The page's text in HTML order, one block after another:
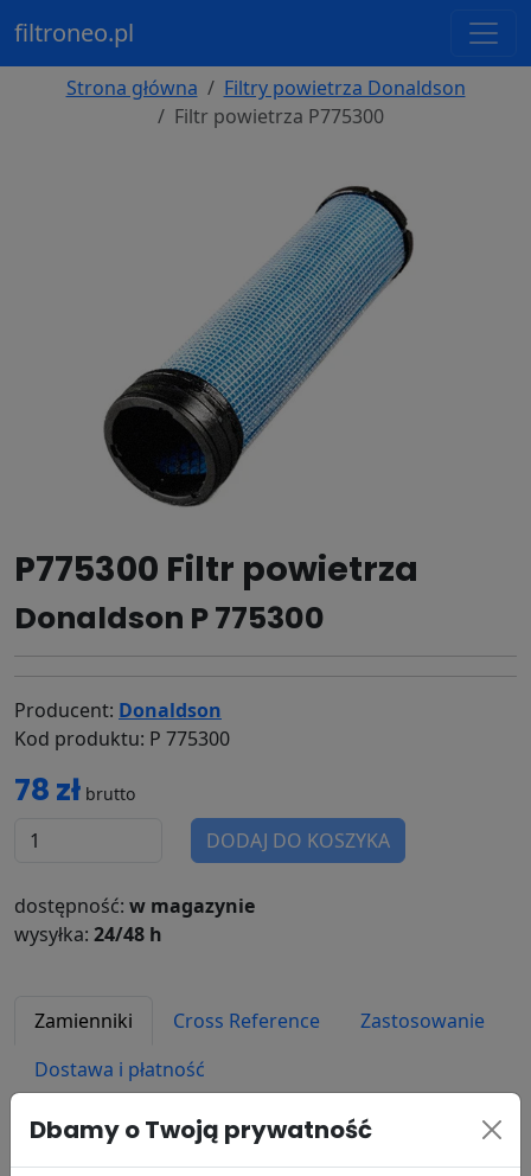
filtroneo.pl
Strona główna
Filtry powietrza Donaldson
Filtr powietrza P775300
P775300 Filtr powietrza
Donaldson P 775300
Producent: Donaldson
Kod produktu: P 775300
78 zł brutto
DODAJ DO KOSZYKA
dostępność: w magazynie
wysyłka: 24/48 h
Zamienniki Cross Reference
Zastosowanie
Dostawa i płatność
Zamienniki - Filtr powietrza P775300
42,99 zł
Dbamy o Twoją prywatność